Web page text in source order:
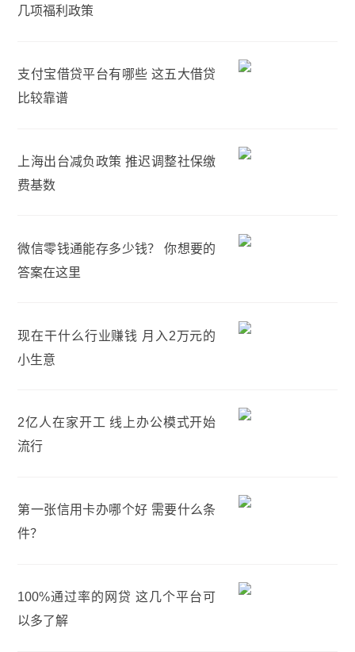
几项福利政策
支付宝借贷平台有哪些 这五大借贷
比较靠谱
上海出台减负政策 推迟调整社保缴
费基数
微信零钱通能存多少钱？ 你想要的
答案在这里
现在干什么行业赚钱 月入2万元的
小生意
2亿人在家开工 线上办公模式开始
流行
第一张信用卡办哪个好 需要什么条
件？
100%通过率的网贷 这几个平台可
以多了解